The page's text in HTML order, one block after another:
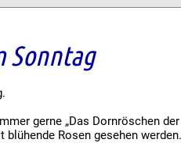
Sonntag
gerne „Das Dornröschen
blühende Rosen gesehen